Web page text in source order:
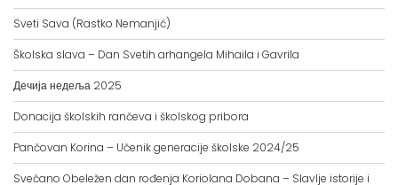
Sveti Sava (Rastko Nemanjić)
Školska slava – Dan Svetih arhangela Mihaila i Gavrila
Дечија недеља 2025
Donacija školskih rančeva i školskog pribora
Pančovan Korina – Učenik generacije školske 2024/25
Svečano Obeležen dan rođenja Koriolana Dobana – Slavlje istorije i